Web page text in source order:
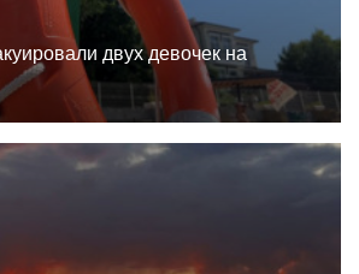
двух девочек на